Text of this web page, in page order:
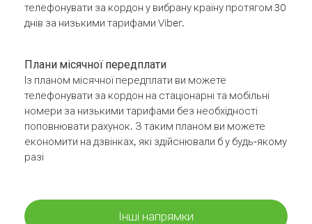
телефонувати за кордон у вибрану країну протягом 30
днів за низькими тарифами Viber.
Плани місячної передплати
Із планом місячної передплати ви можете
телефонувати за кордон на стаціонарні та мобільні
номери за низькими тарифами без необхідності
поповнювати рахунок. З таким планом ви можете
економити на дзвінках, які здійснювали б у будь-якому
разі
Інші напрямки